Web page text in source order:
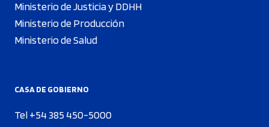
Ministerio de Justicia y DDHH
Ministerio de Producción
Ministerio de Salud
CASA DE GOBIERNO
Tel +54 385 450-5000